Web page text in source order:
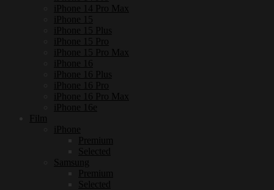
iPhone 14 Pro Max
iPhone 15
iPhone 15 Plus
iPhone 15 Pro
iPhone 15 Pro Max
iPhone 16
iPhone 16 Plus
iPhone 16 Pro
iPhone 16 Pro Max
iPhone 16e
Film
iPhone
Premium
Selected
Samsung
Premium
Selected